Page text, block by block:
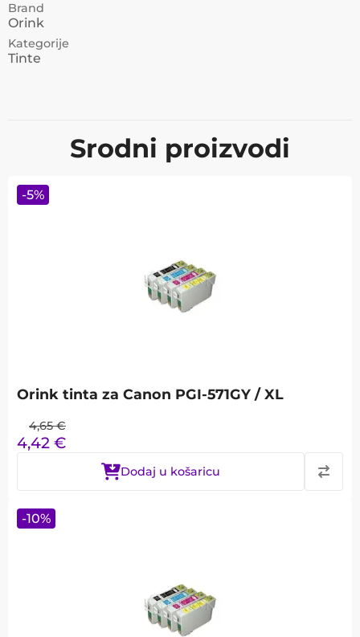
Brand
Orink
Kategorije
Tinte
Srodni proizvodi
Orink tinta za Canon PGI-571GY / XL
4,65 €
4,42 €
Dodaj u košaricu
-5%
-10%